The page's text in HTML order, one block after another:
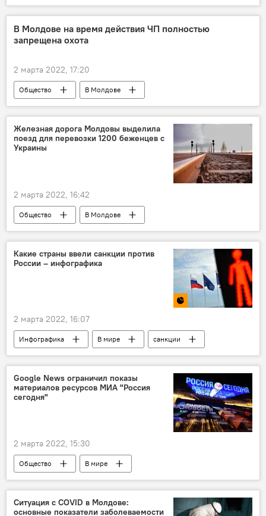
Анна Ревенко
гуманитарная помощь
Украина
В Молдове на время действия ЧП полностью
запрещена охота
2 марта 2022, 17:20
Общество
В Молдове
министерство окружающей среды
охота
запрет
браконьерство
Железная дорога Молдовы выделила
поезд для перевозки 1200 беженцев с
Украины
2 марта 2022, 16:42
Общество
В Молдове
Железная дорога Молдовы
Украина
Какие страны ввели санкции против
России – инфографика
2 марта 2022, 16:07
Инфографика В мире
санкции
Россия
Запад
Google News ограничил показы
материалов ресурсов МИА "Россия
сегодня"
2 марта 2022, 15:30
Общество В мире
Ситуация с COVID в Молдове:
основные показатели заболеваемости